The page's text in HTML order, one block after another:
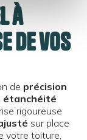
à
de vos
de précision
étanchéité
rigoureuse
sur place
votre toiture,